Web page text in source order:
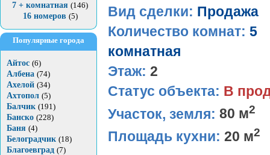
7 + комнатная (146)
16 номеров (5)
Популярные города
Айтос (6)
Албена (74)
Ахелой (34)
Ахтопол (5)
Балчик (191)
Банско (228)
Баня (4)
Белоградчик (18)
Благоевград (7)
Вид сделки: Продажа
Количество комнат: 5
комнатная
Этаж: 2
Статус объекта: В
Участок, земля: 80 м2
Площадь кухни: 20 м2